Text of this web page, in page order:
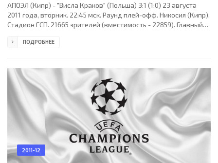
АПОЭЛ (Кипр) - "Висла Краков" (Польша) 3:1 (1:0) 23 августа
2011 года, вторник. 22:45 мск. Раунд плей-офф. Никосия (Кипр).
Стадион ГСП. 21665 зрителей (вместимость - 22859). Главный
Хиотис, Паулу Жорже, Саввас Пурсайтидис, Христос Контис,
85), Элиу Пинту, Марсиньо (Санель Яхич, 90+2), Аилтон, Иван
Тричковски. Главный тренер - Иван
ПОДРОБНЕЕ
2011-12